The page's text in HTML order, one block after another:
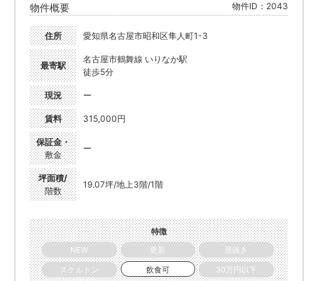
物件概要 物件ID：2043
住所 愛知県名古屋市昭和区隼人町1-3
最寄駅
名古屋市鶴舞線 いりなか駅
徒歩5分
現況 ー
賃料 315,000円
保証金・
敷金
ー
坪面積/
階数
19.07坪/地上3階/1階
特徴
NEW
更新
居抜き
スケルトン
飲食可
30万円以下